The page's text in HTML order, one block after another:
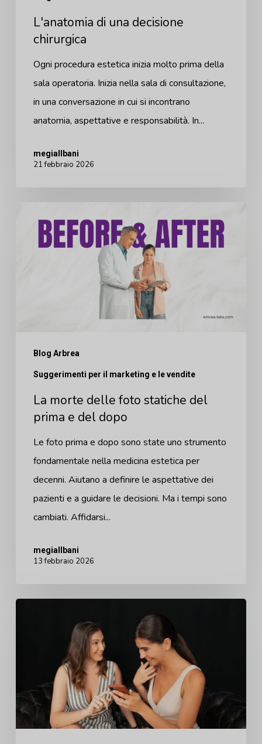
L'anatomia di una decisione
chirurgica
Ogni procedura estetica inizia molto prima della
sala operatoria. Inizia nella sala di consultazione,
in una conversazione in cui si incontrano
anatomia, aspettative e responsabilità. In...
megiallbani
21 febbraio 2026
dopo
Blog Arbrea
Suggerimenti per il marketing e le vendite
La morte delle foto statiche del
prima e del dopo
Le foto prima e dopo sono state uno strumento
fondamentale nella medicina estetica per
decenni. Aiutano a definire le aspettative dei
pazienti e a guidare le decisioni. Ma i tempi sono
cambiati. Affidarsi...
megiallbani
13 febbraio 2026
l'intervento
chirurgico